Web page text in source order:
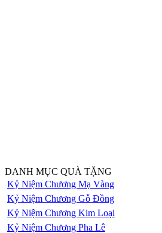
DANH MỤC QUÀ TẶNG
Kỷ Niệm Chương Mạ Vàng
Kỷ Niệm Chương Gỗ Đồng
Kỷ Niệm Chương Kim Loại
Kỷ Niệm Chương Pha Lê